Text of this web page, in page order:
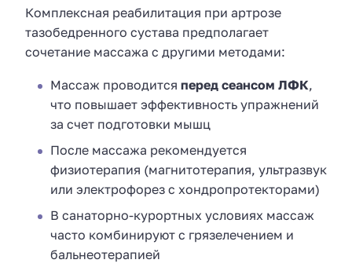
Комплексная реабилитация при артрозе
тазобедренного сустава предполагает
сочетание массажа с другими методами:
Массаж проводится перед сеансом ЛФК,
что повышает эффективность упражнений
за счет подготовки мышц
После массажа рекомендуется
физиотерапия (магнитотерапия, ультразвук
или электрофорез с хондропротекторами)
В санаторно-курортных условиях массаж
часто комбинируют с грязелечением и
бальнеотерапией